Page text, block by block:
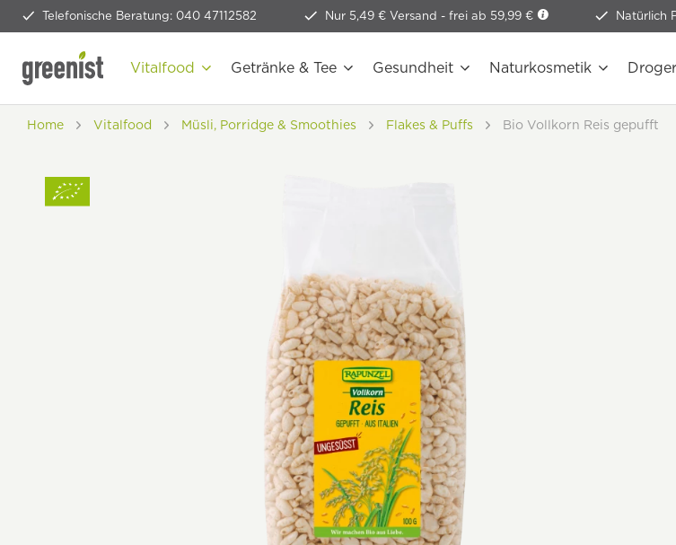
Telefonische Beratung: 040 47112582 Nur 5,49 € Versand - frei ab 59,99 € Natürlich
Vitalfood Getränke & Tee Gesundheit Naturkosmetik
Home Vitalfood Müsli, Porridge & Smoothies Flakes & Puffs Bio Vollkorn Reis gepufft